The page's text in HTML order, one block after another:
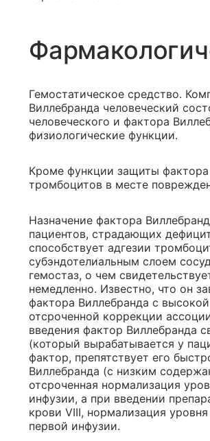
Гемостатическое средство.
Виллебранда человеческий
человеческого и фактора
физиологические функции.
Кроме функции защиты фактора
тромбоцитов в месте
Назначение фактора
пациентов, страдающих
способствует адгезии
субэндотелиальным слоем
гемостаз, о чем
немедленно. Известно, что он
фактора Виллебранда с
отсроченной коррекции
введения фактор Виллебранда
(который вырабатывается у
фактор, препятствует его
Виллебранда (с низким
отсроченная нормализация
инфузии, а при введении
крови VIII, нормализация
первой инфузии.